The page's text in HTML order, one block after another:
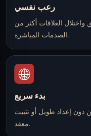
رعب نفسي
واختلال العلاقات أكثر من
الصدمات المباشرة.
🌐
بدء سريع
إعداد طويل أو تثبيت
معقد.